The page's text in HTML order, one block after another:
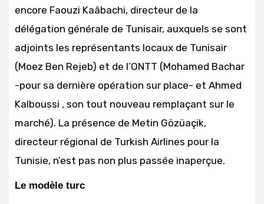
encore Faouzi Kaâbachi, directeur de la
délégation générale de Tunisair, auxquels se sont
adjoints les représentants locaux de Tunisair
(Moez Ben Rejeb) et de l’ONTT (Mohamed Bachar
-pour sa dernière opération sur place- et Ahmed
Kalboussi , son tout nouveau remplaçant sur le
marché). La présence de Metin Gözüaçik,
directeur régional de Turkish Airlines pour la
Tunisie, n’est pas non plus passée inaperçue.
Le modèle turc